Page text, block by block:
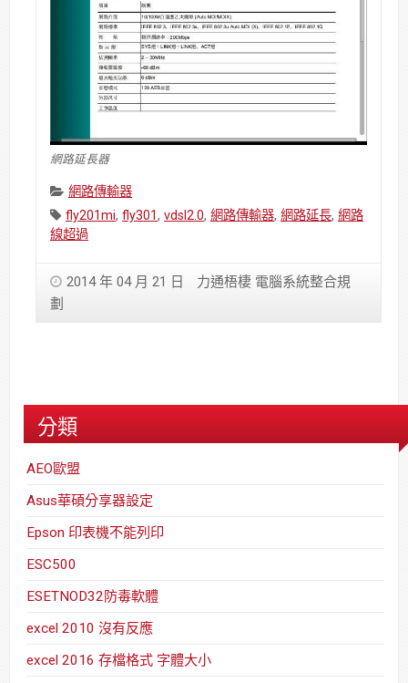
網路延長器
Categories:
網路傳輸器
Tags:
fly201mi, fly301, vdsl2.0, 網路傳輸器, 網路延長, 網路
線超過
2014 年 04 月 21 日
力通梧棲 電腦系統整合規
劃
分類
AEO歐盟
Asus華碩分享器設定
Epson 印表機不能列印
ESC500
ESETNOD32防毒軟體
excel 2010 沒有反應
excel 2016 存檔格式 字體大小